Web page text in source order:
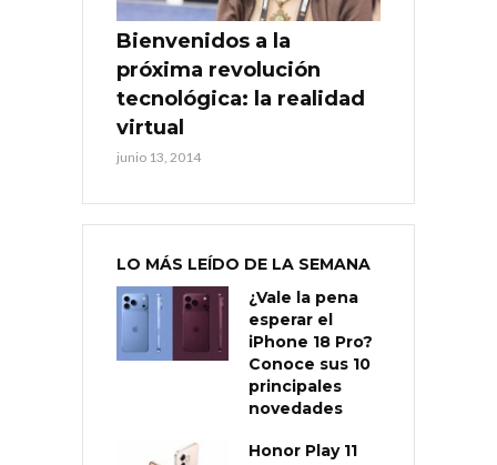
Bienvenidos a la
próxima revolución
tecnológica: la realidad
virtual
junio 13, 2014
LO MÁS LEÍDO DE LA SEMANA
¿Vale la pena
esperar el
iPhone 18 Pro?
Conoce sus 10
principales
novedades
Honor Play 11